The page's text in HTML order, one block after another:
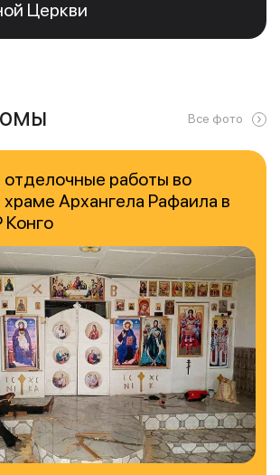
Церкви
Все фото
работы во
Архангела Рафаила в
Конго